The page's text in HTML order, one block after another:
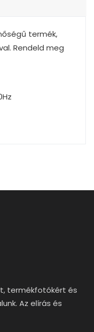
termék,
Rendeld meg
termékfotókért és
Az elírás és